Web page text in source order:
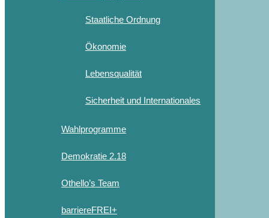
Staatliche Ordnung
Ökonomie
Lebensqualität
Sicherheit und Internationales
Wahlprogramme
Demokratie 2.18
Othello’s Team
barriereFREI+